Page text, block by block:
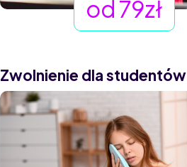
od 79zł
Zwolnienie dla studentów